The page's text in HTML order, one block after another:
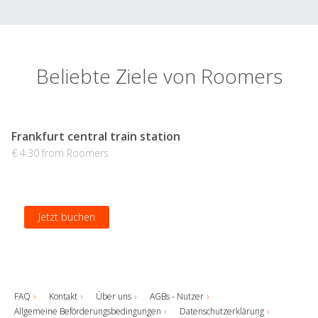
Beliebte Ziele von Roomers
Frankfurt central train station
€ 4.30 from Roomers
Jetzt buchen
FAQ Kontakt Über uns
AGBs - Nutzer
Allgemeine Beförderungsbedingungen
Datenschutzerklärung